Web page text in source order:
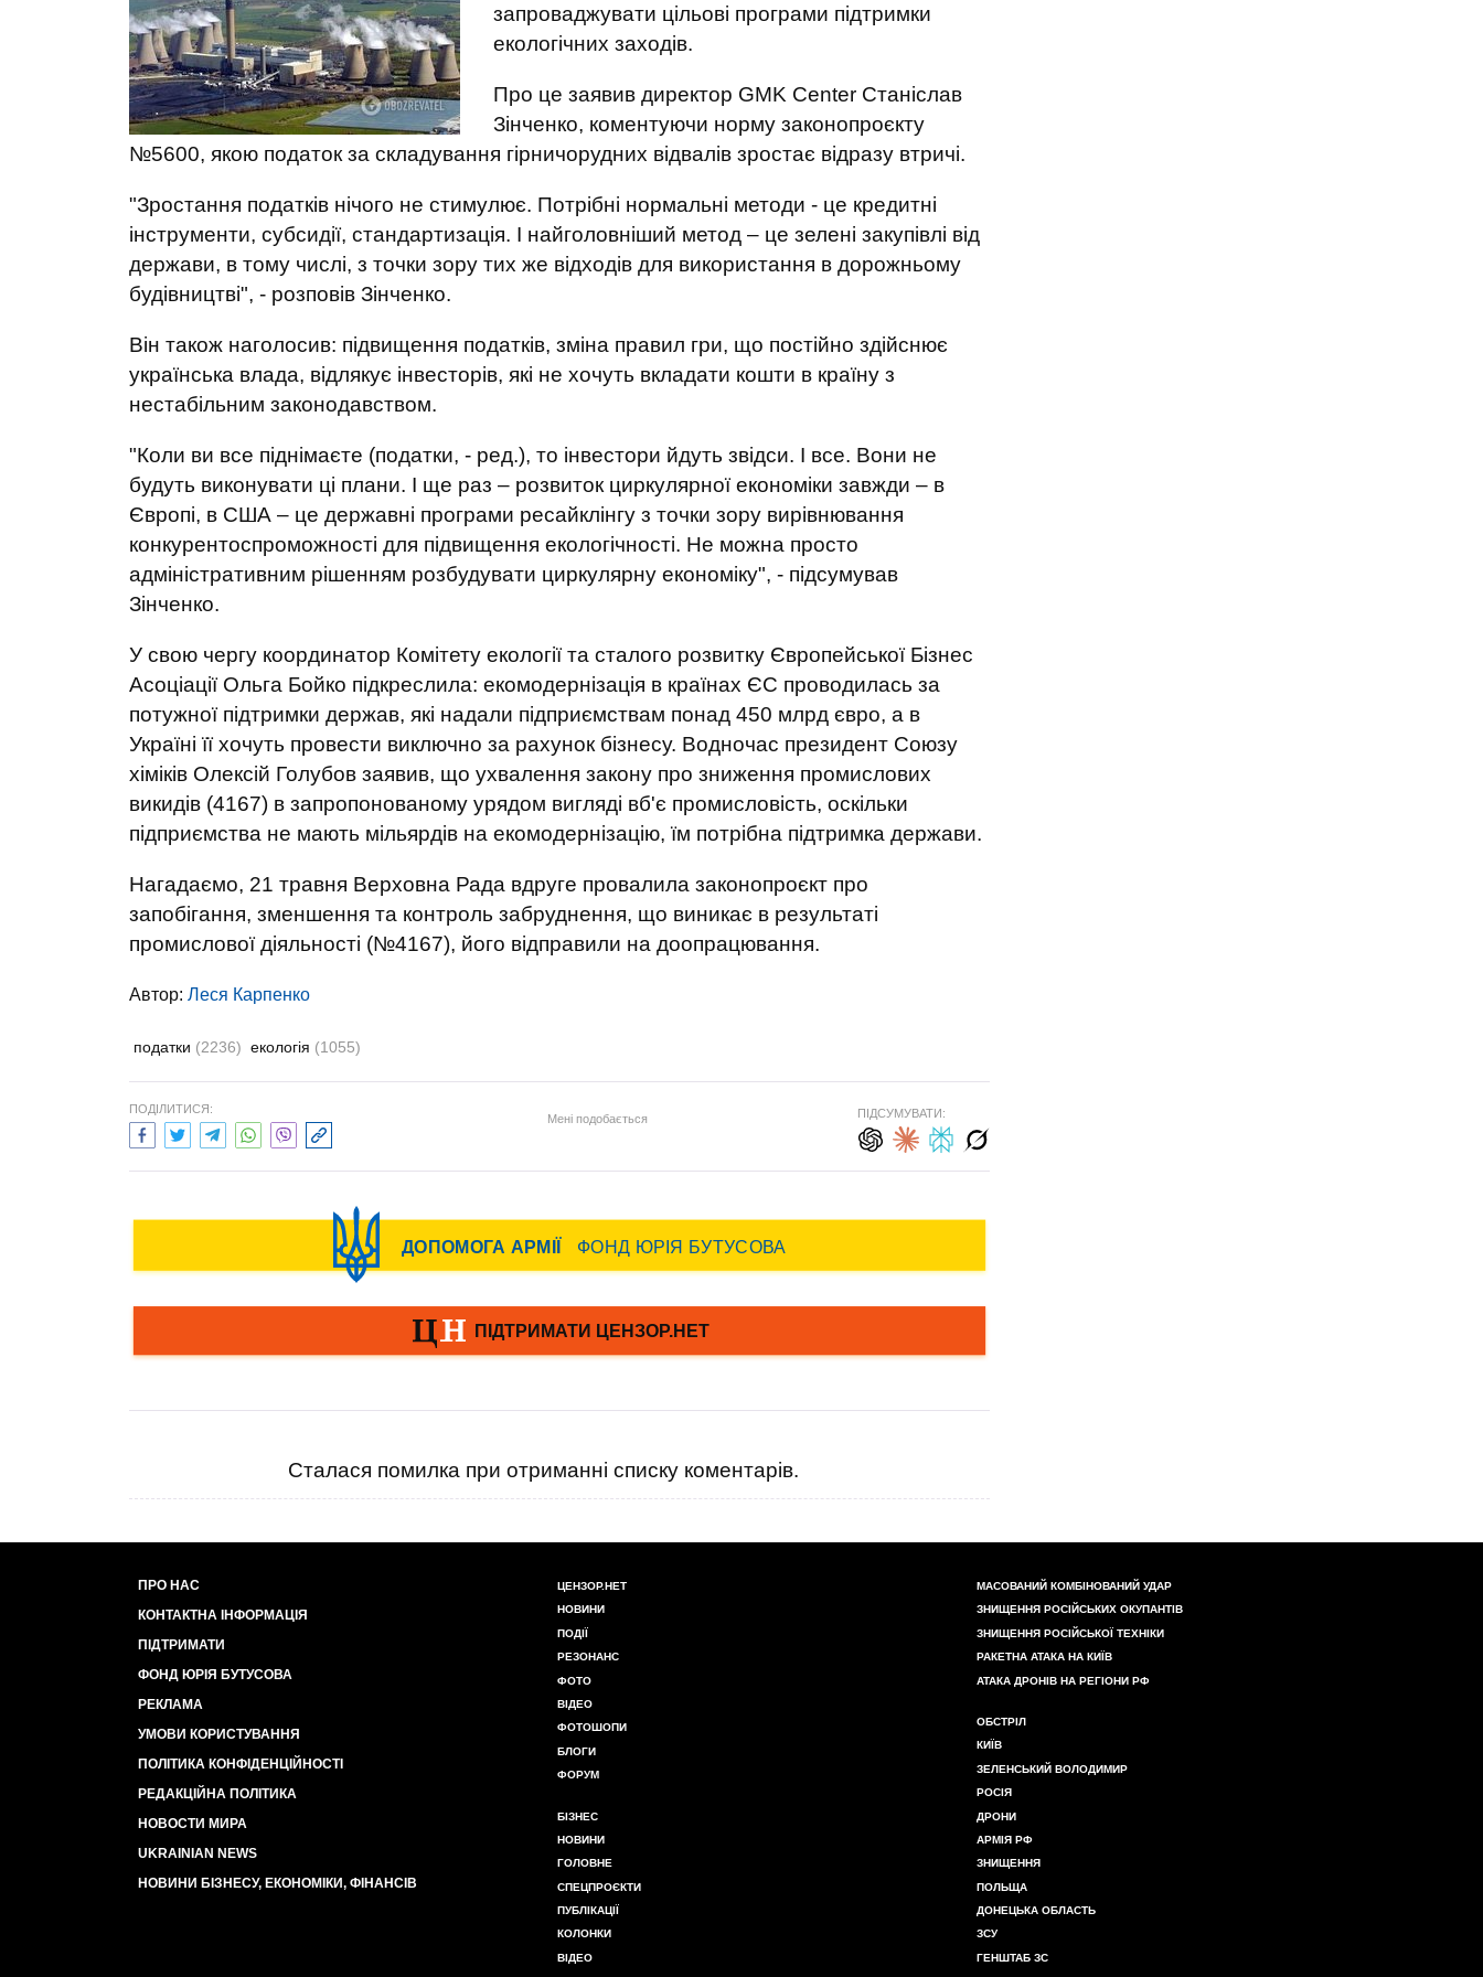
запроваджувати цільові програми підтримки
екологічних заходів.
Про це заявив директор GMK Center Станіслав
Зінченко, коментуючи норму законопроєкту
№5600, якою податок за складування гірничорудних відвалів зростає відразу втричі.
"Зростання податків нічого не стимулює. Потрібні нормальні методи - це кредитні
інструменти, субсидії, стандартизація. І найголовніший метод – це зелені закупівлі від
держави, в тому числі, з точки зору тих же відходів для використання в дорожньому
будівництві", - розповів Зінченко.
Він також наголосив: підвищення податків, зміна правил гри, що постійно здійснює
українська влада, відлякує інвесторів, які не хочуть вкладати кошти в країну з
нестабільним законодавством.
"Коли ви все піднімаєте (податки, - ред.), то інвестори йдуть звідси. І все. Вони не
будуть виконувати ці плани. І ще раз – розвиток циркулярної економіки завжди – в
Європі, в США – це державні програми ресайклінгу з точки зору вирівнювання
конкурентоспроможності для підвищення екологічності. Не можна просто
адміністративним рішенням розбудувати циркулярну економіку", - підсумував
Зінченко.
У свою чергу координатор Комітету екології та сталого розвитку Європейської Бізнес
Асоціації Ольга Бойко підкреслила: екомодернізація в країнах ЄС проводилась за
потужної підтримки держав, які надали підприємствам понад 450 млрд євро, а в
Україні її хочуть провести виключно за рахунок бізнесу. Водночас президент Союзу
хіміків Олексій Голубов заявив, що ухвалення закону про зниження промислових
викидів (4167) в запропонованому урядом вигляді вб'є промисловість, оскільки
підприємства не мають мільярдів на екомодернізацію, їм потрібна підтримка держави.
Нагадаємо, 21 травня Верховна Рада вдруге провалила законопроєкт про
запобігання, зменшення та контроль забруднення, що виникає в результаті
промислової діяльності (№4167), його відправили на доопрацювання.
Автор: Леся Карпенко
податки (2236) екологія (1055)
ПОДІЛИТИСЯ:
Мені подобається ПІДСУМУВАТИ:
Сталася помилка при отриманні списку коментарів.
ПРО НАС
КОНТАКТНА ІНФОРМАЦІЯ
ПІДТРИМАТИ
ФОНД ЮРІЯ БУТУСОВА
РЕКЛАМА
УМОВИ КОРИСТУВАННЯ
ПОЛІТИКА КОНФІДЕНЦІЙНОСТІ
РЕДАКЦІЙНА ПОЛІТИКА
НОВОСТИ МИРА
UKRAINIAN NEWS
НОВИНИ БІЗНЕСУ, ЕКОНОМІКИ, ФІНАНСІВ
ЦЕНЗОР.НЕТ
НОВИНИ
ПОДІЇ
РЕЗОНАНС
ФОТО
ВІДЕО
ФОТОШОПИ
БЛОГИ
ФОРУМ
БІЗНЕС
НОВИНИ
ГОЛОВНЕ
СПЕЦПРОЄКТИ
ПУБЛІКАЦІЇ
КОЛОНКИ
ВІДЕО
МАСОВАНИЙ КОМБІНОВАНИЙ УДАР
ЗНИЩЕННЯ РОСІЙСЬКИХ ОКУПАНТІВ
ЗНИЩЕННЯ РОСІЙСЬКОЇ ТЕХНІКИ
РАКЕТНА АТАКА НА КИЇВ
АТАКА ДРОНІВ НА РЕГІОНИ РФ
ОБСТРІЛ
КИЇВ
ЗЕЛЕНСЬКИЙ ВОЛОДИМИР
РОСІЯ
ДРОНИ
АРМІЯ РФ
ЗНИЩЕННЯ
ПОЛЬЩА
ДОНЕЦЬКА ОБЛАСТЬ
ЗСУ
ГЕНШТАБ ЗС